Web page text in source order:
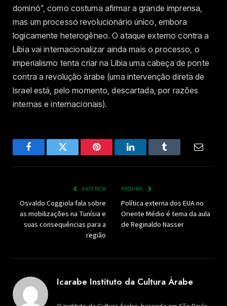
dominó”, como costuma afirmar a grande imprensa,
mas um processo revolucionário único, embora
logicamente heterogêneo. O ataque externo contra a
Líbia vai internacionalizar ainda mais o processo, o
imperialismo tenta criar na Líbia uma cabeça de ponte
contra a revolução árabe (uma intervenção direta de
Israel está, pelo momento, descartada, por razões
internas e internacionais).
FacebookTwitter Pinterest LinkedInTumblr
ANTERIOR
Osvaldo Coggiola fala sobre
as mobilizações na Tunísia e
suas consequências para a
região
PRÓXIMA
Política externa dos EUA no
Oriente Médio é tema da aula
de Reginaldo Nasser
Icarabe Instituto da Cultura Árabe